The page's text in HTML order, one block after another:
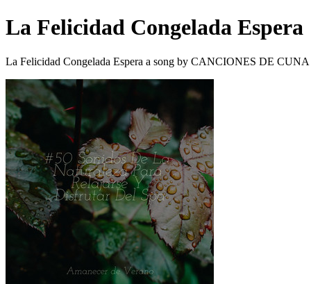
La Felicidad Congelada Espera
La Felicidad Congelada Espera a song by CANCIONES DE CUNA